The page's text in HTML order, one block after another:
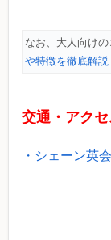
なお、大人向け
や特徴を徹底解説
交通・アク
・シェーン英